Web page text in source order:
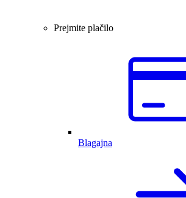
Prejmite plačilo
Blagajna